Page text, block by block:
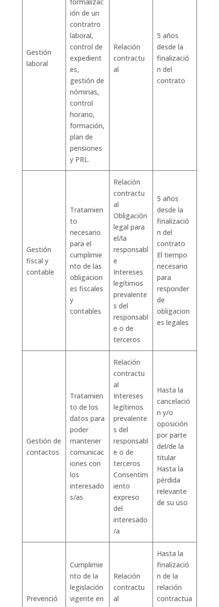
Gestión
laboral
ión de un
contratro
laboral,
control de
expedient
es,
gestión de
nóminas,
control
horario,
formación,
plan de
pensiones
y PRL.
Relación
contractu
al
5 años
desde la
finalizació
n del
contrato
Gestión
fiscal y
contable
Tratamien
to
necesario
para el
cumplimie
nto de las
obligacion
es fiscales
y
contables
Relación
contractu
al
Obligación
legal para
el/la
responsabl
e
Intereses
legítimos
prevalente
s del
responsabl
e o de
terceros
5 años
desde la
finalizació
n del
contrato
El tiempo
necesario
para
responder
de
obligacion
es legales
Gestión de
contactos
Tratamien
to de los
datos para
poder
mantener
comunicac
iones con
los
interesado
s/as
Relación
contractu
al
Intereses
legítimos
prevalente
s del
responsabl
e o de
terceros
Consentim
iento
expreso
del
interesado
/a
Hasta la
cancelació
n y/o
oposición
por parte
del/de la
titular
Hasta la
pérdida
relevante
de su uso
Prevenció
Cumplimie
nto de la
legislación
vigente en
Relación
contractu
al
Hasta la
finalizació
n de la
relación
contractua